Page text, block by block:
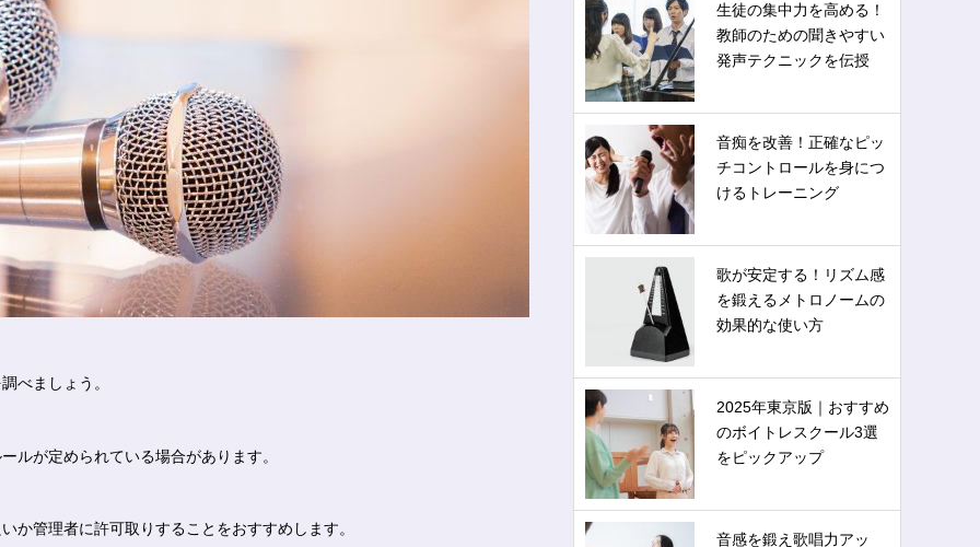
べましょう。
ルが定められている場合があります。
か管理者に許可取りすることをおすすめします。
生徒の集中力を高める！
教師のための聞きやすい
発声テクニックを伝授
音痴を改善！正確なピッ
チコントロールを身につ
けるトレーニング
歌が安定する！リズム感
を鍛えるメトロノームの
効果的な使い方
2025年東京版｜おすすめ
のボイトレスクール3選
をピックアップ
音感を鍛え歌唱力アッ